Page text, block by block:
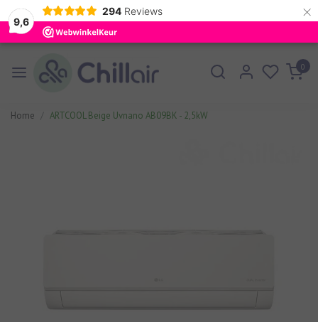
9,6
294 Reviews ×
0
Home ARTCOOL Beige Uvnano AB09BK - 2,5kW